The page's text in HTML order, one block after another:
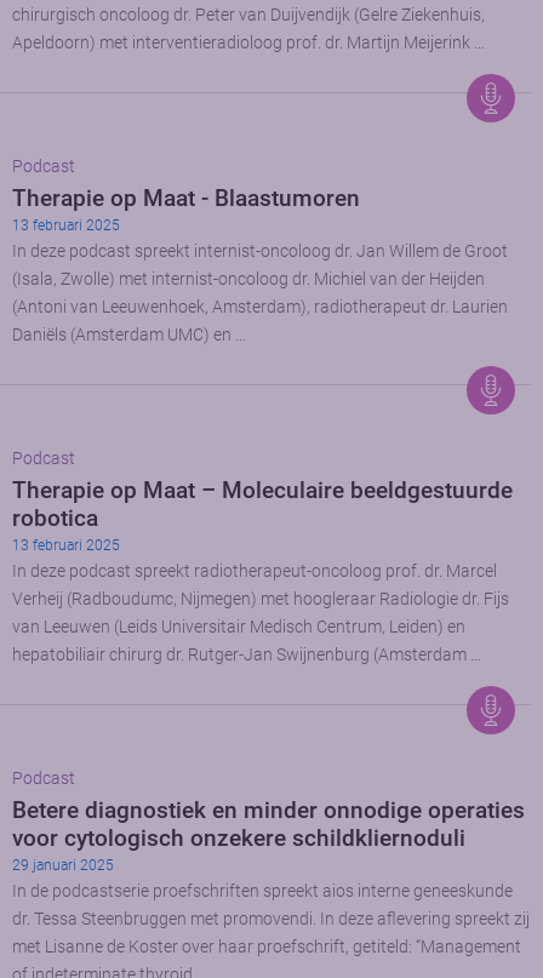
chirurgisch oncoloog dr. Peter van Duijvendijk (Gelre Ziekenhuis,
Apeldoorn) met interventieradioloog prof. dr. Martijn Meijerink …
Podcast
Therapie op Maat - Blaastumoren
13 februari 2025
In deze podcast spreekt internist-oncoloog dr. Jan Willem de Groot
(Isala, Zwolle) met internist-oncoloog dr. Michiel van der Heijden
(Antoni van Leeuwenhoek, Amsterdam), radiotherapeut dr. Laurien
Daniëls (Amsterdam UMC) en …
Podcast
Therapie op Maat – Moleculaire beeldgestuurde
robotica
13 februari 2025
In deze podcast spreekt radiotherapeut-oncoloog prof. dr. Marcel
Verheij (Radboudumc, Nijmegen) met hoogleraar Radiologie dr. Fijs
van Leeuwen (Leids Universitair Medisch Centrum, Leiden) en
hepatobiliair chirurg dr. Rutger-Jan Swijnenburg (Amsterdam …
Podcast
Betere diagnostiek en minder onnodige operaties
voor cytologisch onzekere schildkliernoduli
29 januari 2025
In de podcastserie proefschriften spreekt aios interne geneeskunde
dr. Tessa Steenbruggen met promovendi. In deze aflevering spreekt zij
met Lisanne de Koster over haar proefschrift, getiteld: “Management